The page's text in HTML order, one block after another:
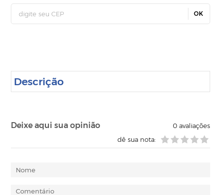
OK
Descrição
Deixe aqui sua opinião 0avaliações
dê sua nota: